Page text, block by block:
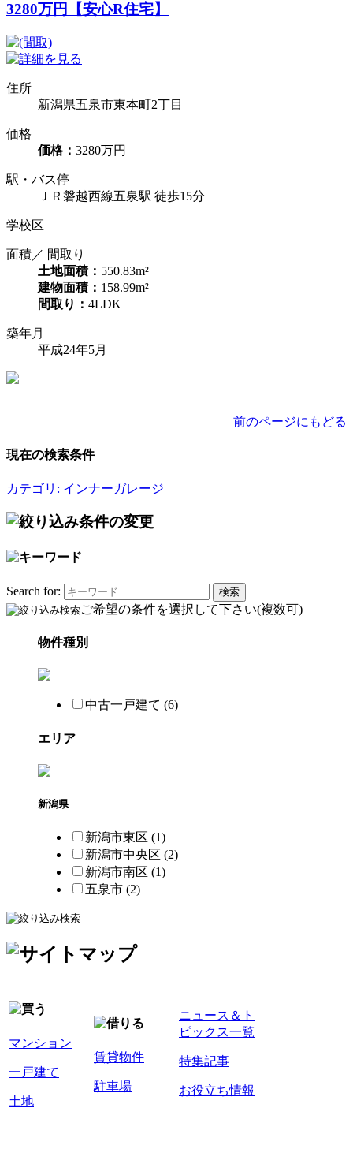
3280万円【安心R住宅】
住所
新潟県五泉市東本町2丁目
価格
価格： 3280万円
駅・バス停
ＪＲ磐越西線五泉駅 徒歩15分
学校区
面積／ 間取り
土地面積： 550.83m²
建物面積： 158.99m²
間取り： 4LDK
築年月
平成24年5月
前のページにもどる
現在の検索条件
カテゴリ: インナーガレージ
Search for:
ご希望の条件を選択して下さい(複数可)
物件種別
中古一戸建て (6)
エリア
新潟県
新潟市東区 (1)
新潟市中央区 (2)
新潟市南区 (1)
五泉市 (2)
マンション
一戸建て
土地
賃貸物件
駐車場
ニュース＆ト
ピックス一覧
特集記事
お役立ち情報